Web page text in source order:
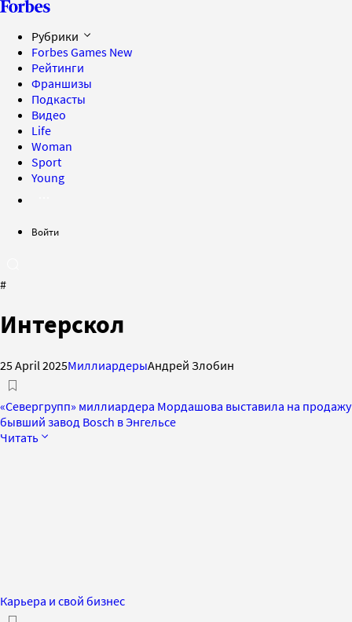
Рубрики
Forbes Games New
Рейтинги
Франшизы
Подкасты
Видео
Life
Woman
Sport
Young
Войти
#
Интерскол
25 April 2025МиллиардерыАндрей Злобин
«Севергрупп» миллиардера Мордашова выставила на продажу
бывший завод Bosch в Энгельсе
Читать
Карьера и свой бизнес